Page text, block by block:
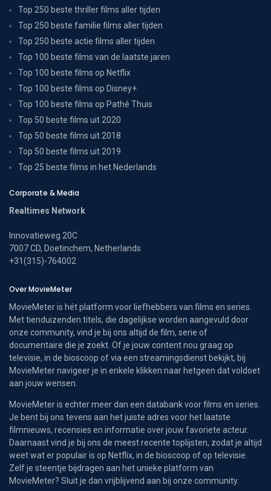
Top 250 beste thriller films aller tijden
Top 250 beste familie films aller tijden
Top 250 beste actie films aller tijden
Top 100 beste films van de laatste jaren
Top 100 beste films op Netflix
Top 100 beste films op Disney+
Top 100 beste films op Pathé Thuis
Top 50 beste films uit 2020
Top 50 beste films uit 2018
Top 50 beste films uit 2019
Top 25 beste films in het Nederlands
Corporate & Media
Realtimes Network
Innovatieweg 20C
7007 CD, Doetinchem, Netherlands
+31(315)-764002
Over MovieMeter
MovieMeter is hét platform voor liefhebbers van films en series.
Met tienduizenden titels, die dagelijkse worden aangevuld door
onze community, vind je bij ons altijd de film, serie of
documentaire die je zoekt. Of je jouw content nou graag op
televisie, in de bioscoop of via een streamingsdienst bekijkt, bij
MovieMeter navigeer je in enkele klikken naar hetgeen dat voldoet
aan jouw wensen.
MovieMeter is echter meer dan een databank voor films en series.
Je bent bij ons tevens aan het juiste adres voor het laatste
filmnieuws, recensies en informatie over jouw favoriete acteur.
Daarnaast vind je bij ons de meest recente toplijsten, zodat je altijd
weet wat er populair is op Netflix, in de bioscoop of op televisie.
Zelf je steentje bijdragen aan het unieke platform van
MovieMeter? Sluit je dan vrijblijvend aan bij onze community.